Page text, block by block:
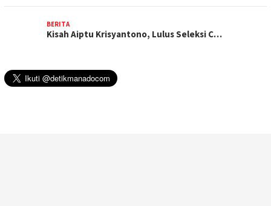
BERITA
Kisah Aiptu Krisyantono, Lulus Seleksi C…